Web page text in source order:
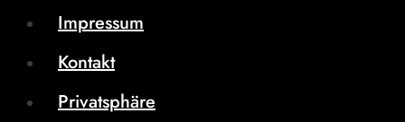
Impressum
Kontakt
Privatsphäre